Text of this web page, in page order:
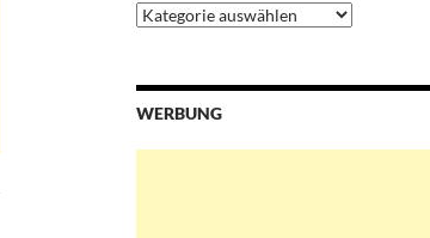
Ressorts
&
WERBUNG